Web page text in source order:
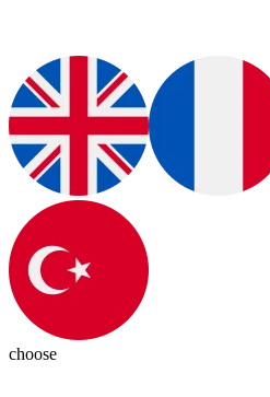
choose